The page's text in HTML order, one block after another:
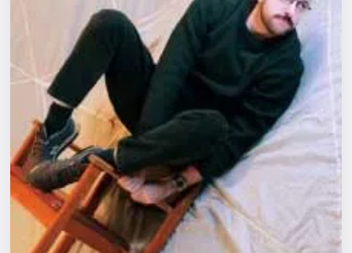
События
Города
Площадки
Артисты
Рейтинги